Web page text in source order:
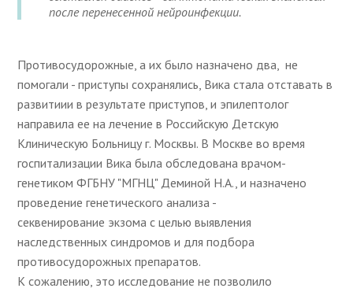
после перенесенной нейроинфекции.
Противосудорожные, а их было назначено два, не
помогали - приступы сохранялись, Вика стала отставать в
развитиии в результате приступов, и эпилептолог
направила ее на лечение в Российскую Детскую
Клиническую Больницу г. Москвы. В Москве во время
госпитализации Вика была обследована врачом-
генетиком ФГБНУ "МГНЦ" Деминой Н.А., и назначено
проведение генетического анализа -
секвенирование экзома с целью выявления
наследственных синдромов и для подбора
противосудорожных препаратов.
К сожалению, это исследование не позволило